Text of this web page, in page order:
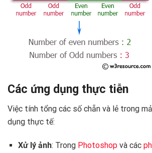
Các ứng dụng thực tiễn
Việc tính tổng các số chẵn và lẻ trong
dụng thực tế:
Xử lý ảnh: Trong Photoshopvà các